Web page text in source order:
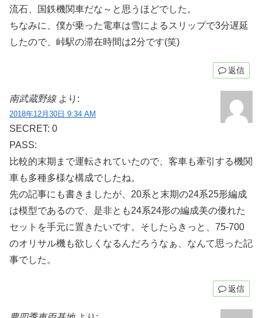
流石、国鉄機関車だな～と思うほどでした。
ちなみに、僕が乗った電車は雪によるスリップで3分遅延
したので、峠駅の滞在時間は2分です(笑)
返信
南武蔵野線 より:
2018年12月30日 9:34 AM
SECRET: 0
PASS:
比較的末期まで運転されていたので、客車も牽引する機関
車も多種多様な構成でしたね。
先の記事にも書きましたが、20系と末期の24系25形編成
は模型であるので、是非とも24系24形の編成美の優れた
セットを手元に置きたいです。そしたらきっと、75-700
のオリサル機も欲しくなるんだろうなぁ、なんて思った記
事でした。
返信